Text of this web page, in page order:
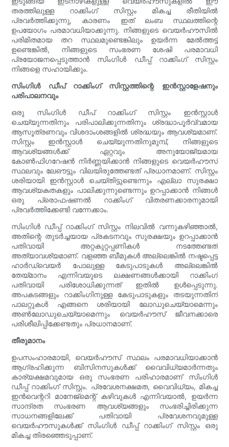
തരത്തിലുള്ള റാക്കിംഗ് സിസ്റ്റം മികച്ച രീതിയിൽ
പ്രവർത്തിക്കുന്നു, കാരണം ഇത് ലംബ സ്ഥലത്തിന്റെ
ഉപയോഗം പരമാവധിയാക്കുന്നു. നിങ്ങളുടെ വെയർഹൗസിൽ
പരിമിതമായ തറ സ്ഥലമുണ്ടെങ്കിലും ഉയർന്ന മേൽത്തട്ട്
ഉണ്ടെങ്കിൽ, നിങ്ങളുടെ സംഭരണ ​​ശേഷി പരമാവധി
പ്രയോജനപ്പെടുത്താൻ സിംഗിൾ ഡീപ്പ് റാക്കിംഗ് സിസ്റ്റം
നിങ്ങളെ സഹായിക്കും.
സിംഗിൾ ഡീപ് റാക്കിംഗ് സിസ്റ്റത്തിന്റെ ഇൻസ്റ്റാളേഷനും
പരിപാലനവും
ഒരു സിംഗിൾ ഡീപ് റാക്കിംഗ് സിസ്റ്റം ഇൻസ്റ്റാൾ
ചെയ്യുന്നതിനും പരിപാലിക്കുന്നതിനും ശ്രദ്ധാപൂർവ്വമായ
ആസൂത്രണവും വിശദാംശങ്ങളിൽ ശ്രദ്ധയും ആവശ്യമാണ്.
സിസ്റ്റം ഇൻസ്റ്റാൾ ചെയ്യുന്നതിനുമുമ്പ്, നിങ്ങളുടെ
ആവശ്യങ്ങൾക്ക് ഏറ്റവും അനുയോജ്യമായ
കോൺഫിഗറേഷൻ നിർണ്ണയിക്കാൻ നിങ്ങളുടെ വെയർഹൗസ്
സ്ഥലവും ലേഔട്ടും വിലയിരുത്തേണ്ടത് പ്രധാനമാണ്. സിസ്റ്റം
ശരിയായി ഇൻസ്റ്റാൾ ചെയ്തിട്ടുണ്ടെന്നും എല്ലാ സുരക്ഷാ
ആവശ്യകതകളും പാലിക്കുന്നുണ്ടെന്നും ഉറപ്പാക്കാൻ നിങ്ങൾ
ഒരു പ്രൊഫഷണൽ റാക്കിംഗ് വിതരണക്കാരനുമായി
പ്രവർത്തിക്കേണ്ടി വന്നേക്കാം.
സിംഗിൾ ഡീപ്പ് റാക്കിംഗ് സിസ്റ്റം നിലവിൽ വന്നുകഴിഞ്ഞാൽ,
അതിന്റെ തുടർച്ചയായ പ്രകടനവും സുരക്ഷയും ഉറപ്പാക്കാൻ
പതിവായി അറ്റകുറ്റപ്പണികൾ നടത്തേണ്ടത്
അത്യാവശ്യമാണ്. വളഞ്ഞ ബീമുകൾ അല്ലെങ്കിൽ നഷ്ടപ്പെട്ട
ഹാർഡ്‌വെയർ പോലുള്ള കേടുപാടുകൾ അല്ലെങ്കിൽ
തേയ്മാനം എന്നിവയുടെ ലക്ഷണങ്ങൾക്കായി റാക്കിംഗ്
പതിവായി പരിശോധിക്കുന്നത് ഇതിൽ ഉൾപ്പെടുന്നു.
അപകടങ്ങളും റാക്കിംഗിനുള്ള കേടുപാടുകളും തടയുന്നതിന്
പാലറ്റുകൾ എങ്ങനെ ശരിയായി ലോഡുചെയ്യാമെന്നും
അൺലോഡുചെയ്യാമെന്നും വെയർഹൗസ് ജീവനക്കാരെ
പരിശീലിപ്പിക്കേണ്ടതും പ്രധാനമാണ്.
തീരുമാനം
ഉപസംഹാരമായി, വെയർഹൗസ് സ്ഥലം പരമാവധിയാക്കാൻ
ആഗ്രഹിക്കുന്ന ബിസിനസുകൾക്ക് വൈവിധ്യമാർന്നതും
കാര്യക്ഷമവുമായ ഒരു സംഭരണ ​​പരിഹാരമാണ് സിംഗിൾ
ഡീപ്പ് റാക്കിംഗ് സിസ്റ്റം. പ്രവേശനക്ഷമത, വൈവിധ്യം, മികച്ച
ഇൻവെന്ററി മാനേജ്മെന്റ് കഴിവുകൾ എന്നിവയാൽ, ഉയർന്ന
സാന്ദ്രത സംഭരണ ​​ആവശ്യങ്ങളും സംഭരിച്ചിരിക്കുന്ന
സാധനങ്ങളിലേക്ക് പതിവായി പ്രവേശനവുമുള്ള
വെയർഹൗസുകൾക്ക് സിംഗിൾ ഡീപ്പ് റാക്കിംഗ് സിസ്റ്റം ഒരു
മികച്ച തിരഞ്ഞെടുപ്പാണ്.